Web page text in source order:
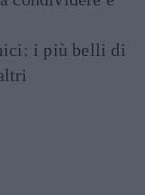
i più belli di